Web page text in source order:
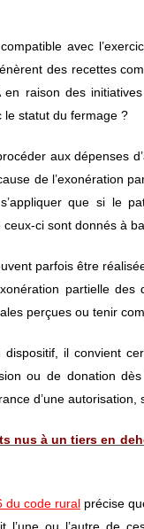
avec
des recettes
raison des
le statut du fermage ?
aux dépenses
de l’exonération
que si le
ci sont donnés à
parfois être
partielle
perçues ou tenir
il convient
ou de donation
d’une
nus à un tiers en
du code ruralprécise